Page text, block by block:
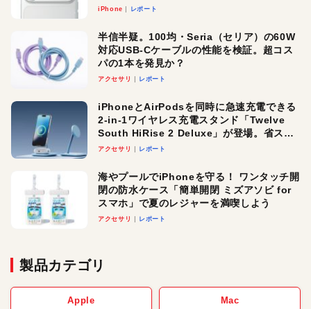
iPhone レポート
半信半疑。100均・Seria（セリア）の60W
対応USB-Cケーブルの性能を検証。超コス
パの1本を発見か？
アクセサリ レポート
iPhoneとAirPodsを同時に急速充電できる
2-in-1ワイヤレス充電スタンド「Twelve
South HiRise 2 Deluxe」が登場。省スペ
ースでおしゃれに充電したい人にオスス
アクセサリ レポート
海やプールでiPhoneを守る！ ワンタッチ開
閉の防水ケース「簡単開閉 ミズアソビ for
スマホ」で夏のレジャーを満喫しよう
アクセサリ レポート
製品カテゴリ
Apple Mac